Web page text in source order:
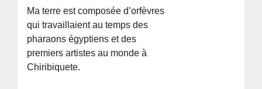
Ma terre est composée d’orfèvres
qui travaillaient au temps des
pharaons égyptiens et des
premiers artistes au monde à
Chiribiquete.